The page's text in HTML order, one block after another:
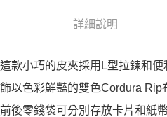
詳細說明
這款小巧的皮夾採用L型拉鍊和
飾以色彩鮮豔的雙色Cordura Rip
前後零錢袋可分別存放卡片和紙